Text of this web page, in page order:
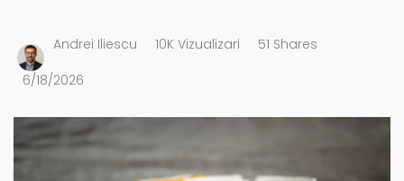
Andrei Iliescu 10K Vizualizari 51 Shares
6/18/2026